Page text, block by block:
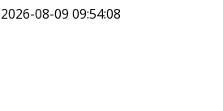
2026-08-09 09:54:08